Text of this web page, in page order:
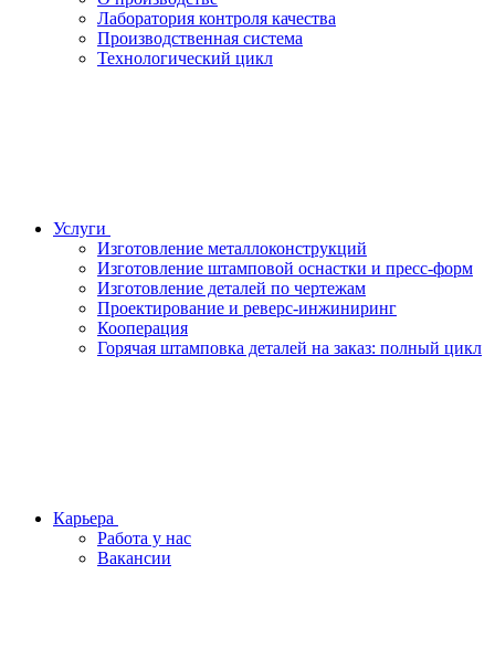
Лаборатория контроля качества
Производственная система
Технологический цикл
Услуги
Изготовление металлоконструкций
Изготовление штамповой оснастки и пресс-форм
Изготовление деталей по чертежам
Проектирование и реверс-инжиниринг
Кооперация
Горячая штамповка деталей на заказ: полный цикл
Карьера
Работа у нас
Вакансии